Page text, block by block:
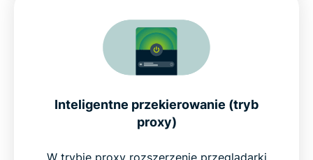
Inteligentne przekierowanie (tryb
proxy)